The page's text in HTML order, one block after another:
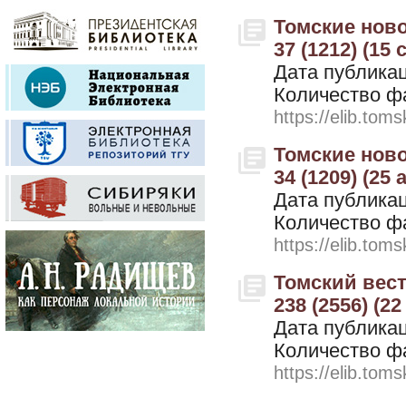
Томские
37 (1212) (15
Дата
Количество
https://
Томские
34 (1209) (25
Дата
Количество
https://
Томский
238 (2556)
Дата
Количество
https://